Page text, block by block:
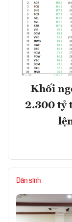
Khối
2.300 tỷ
Dân sinh